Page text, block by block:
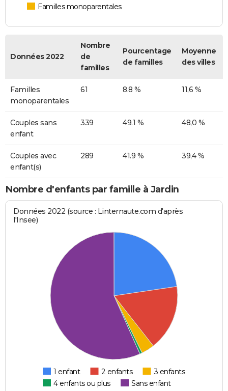
Familles monoparentales
Données 2022
Nombre
de
familles
Pourcentage
de familles
Moyenne
des villes
Familles
monoparentales
61 8.8 % 11,6 %
Couples sans
enfant
339 49.1 % 48,0 %
Couples avec
enfant(s)
289 41.9 % 39,4 %
Nombre d'enfants par famille à Jardin
Données 2022 (source : Linternaute.com d'après
l'Insee)
1 enfant 2 enfants
3 enfants
4 enfants ou plus
Sans enfant